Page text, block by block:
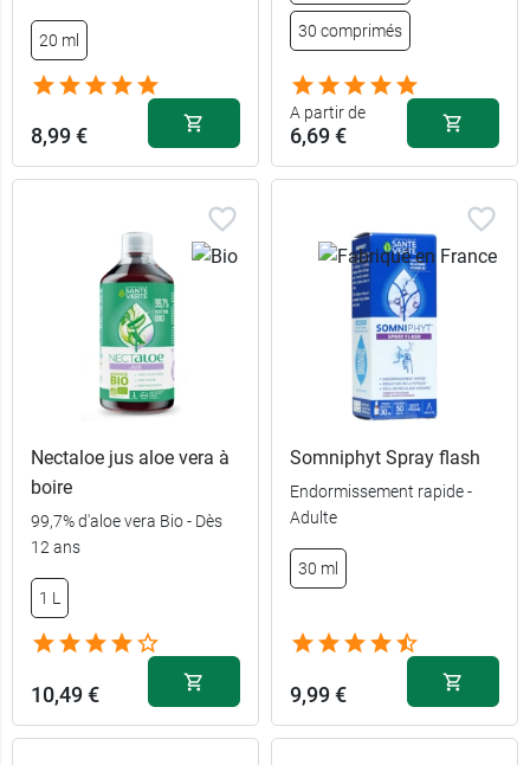
30
comprimés
11,99 €
20 ml
8,99 €
30 comprimés
A partir de
6,69 €
15
comprimés
comprimés
11,99 €
Nectaloe jus aloe vera à
boire
99,7% d'aloe vera Bio - Dès
12 ans
1 L
10,49 €
Somniphyt Spray flash
Endormissement rapide -
Adulte
30 ml
9,99 €